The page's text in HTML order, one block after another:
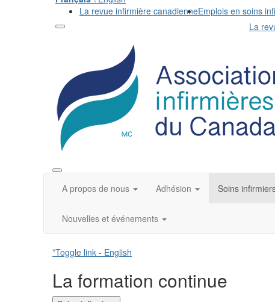
La revue infirmière canadienneEmplois en soins
La
A propos de nous Adhésion Soins
Nouvelles et événements
*Toggle link - English
La formation continue